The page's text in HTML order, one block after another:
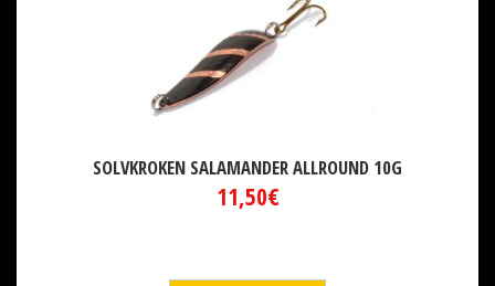
SOLVKROKEN SALAMANDER ALLROUND 10G
11,50€